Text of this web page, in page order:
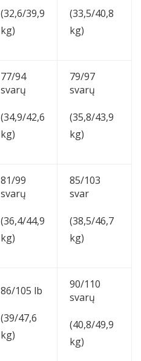
(32,6/39,9
kg)
(33,5/40,8
kg)
77/94
svarų
(34,9/42,6
kg)
79/97
svarų
(35,8/43,9
kg)
81/99
svarų
(36,4/44,9
kg)
85/103
svar
(38,5/46,7
kg)
86/105 lb
(39/47,6
kg)
90/110
svarų
(40,8/49,9
kg)